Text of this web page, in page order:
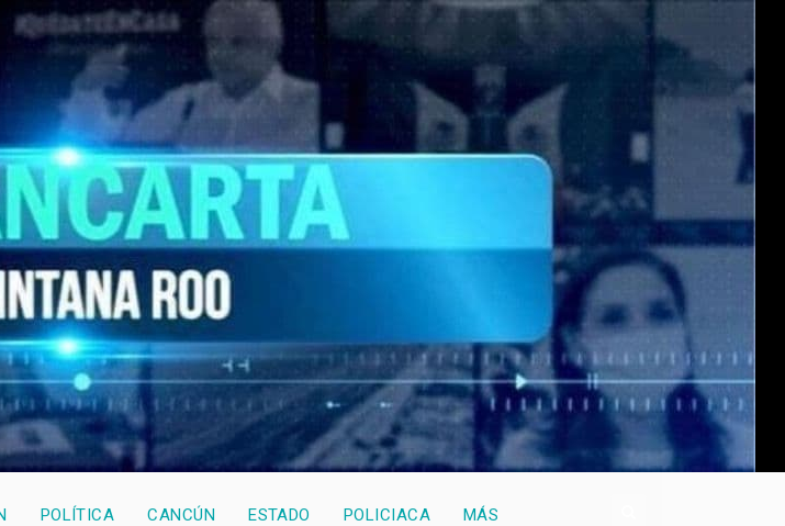
POLÍTICA CANCÚN ESTADO POLICIACA MÁS